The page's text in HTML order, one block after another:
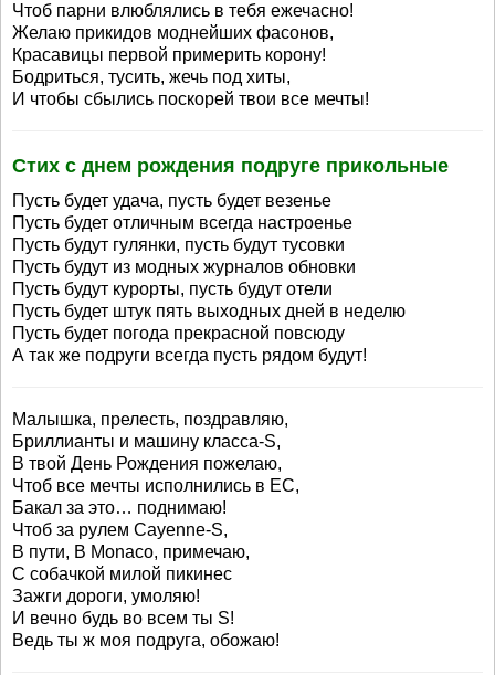
Чтоб парни влюблялись в тебя ежечасно!
Желаю прикидов моднейших фасонов,
Красавицы первой примерить корону!
Бодриться, тусить, жечь под хиты,
И чтобы сбылись поскорей твои все мечты!
Стих с днем рождения подруге прикольные
Пусть будет удача, пусть будет везенье
Пусть будет отличным всегда настроенье
Пусть будут гулянки, пусть будут тусовки
Пусть будут из модных журналов обновки
Пусть будут курорты, пусть будут отели
Пусть будет штук пять выходных дней в неделю
Пусть будет погода прекрасной повсюду
А так же подруги всегда пусть рядом будут!
Малышка, прелесть, поздравляю,
Бриллианты и машину класса-S,
В твой День Рождения пожелаю,
Чтоб все мечты исполнились в ЕС,
Бакал за это… поднимаю!
Чтоб за рулем Cayenne-S,
В пути, В Monaco, примечаю,
С собачкой милой пикинес
Зажги дороги, умоляю!
И вечно будь во всем ты S!
Ведь ты ж моя подруга, обожаю!